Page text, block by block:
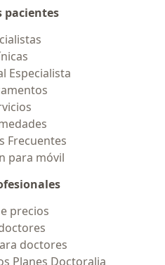
pacientes
Especialista
Frecuentes
para móvil
precios
doctores
Planes Doctoralia